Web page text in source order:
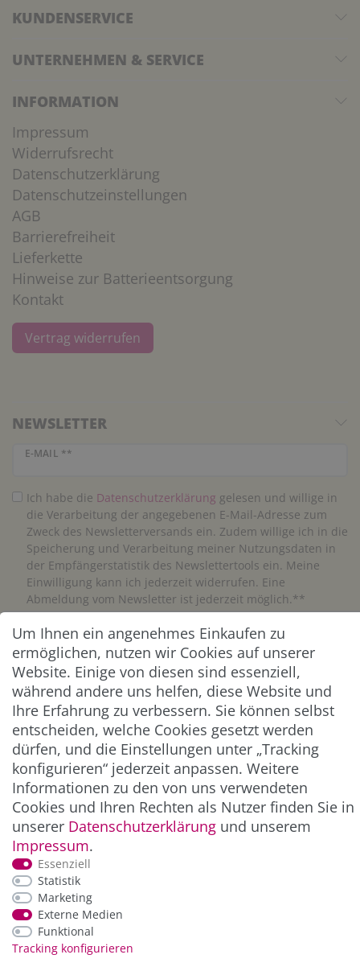
KUNDENSERVICE
UNTERNEHMEN & SERVICE
INFORMATION
Impressum
Widerrufsrecht
Datenschutzerklärung
Datenschutzeinstellungen
AGB
Barrierefreiheit
Lieferkette
Hinweise zur Batterieentsorgung
Kontakt
Vertrag widerrufen
NEWSLETTER
E-MAIL **
Newsletter Honig
Ich habe die Daten­schutz­erklärung gelesen und willige in
die Verarbeitung der angegebenen E-Mail-Adresse zum
Zweck des Newsletterversands ein. Zudem willige ich in die
Speicherung und Verarbeitung meiner Nutzungsdaten in
der Empfängerstatistik des Newslettertools ein. Meine
Einwilligung kann ich jederzeit widerrufen. Eine
Abmeldung vom Newsletter ist jederzeit möglich.**
Abonnieren
** Hierbei handelt es sich um ein Pflichtfeld.
ZAHLUNG & VERSAND
*Alle Preise inkl. der gesetzl. MwSt. zzgl.
und Versandkosten
Um Ihnen ein angenehmes Einkaufen zu
ermöglichen, nutzen wir Cookies auf unserer
Website. Einige von diesen sind essenziell,
während andere uns helfen, diese Website und
Ihre Erfahrung zu verbessern. Sie können selbst
entscheiden, welche Cookies gesetzt werden
dürfen, und die Einstellungen unter „Tracking
konfigurieren“ jederzeit anpassen. Weitere
Informationen zu den von uns verwendeten
Cookies und Ihren Rechten als Nutzer finden Sie in
unserer Daten­schutz­erklärung und unserem
Impressum.
Essenziell
Statistik
Marketing
Externe Medien
Funktional
Tracking konfigurieren